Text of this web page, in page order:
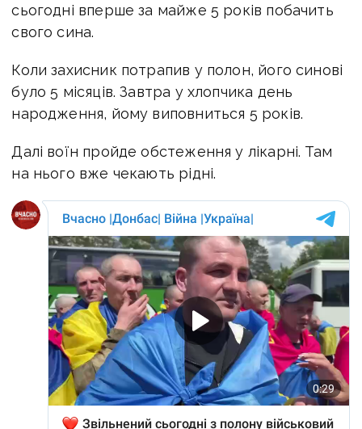
сьогодні вперше за майже 5 років побачить
свого сина.
Коли захисник потрапив у полон, його синові
було 5 місяців. Завтра у хлопчика день
народження, йому виповниться 5 років.
Далі воїн пройде обстеження у лікарні. Там
на нього вже чекають рідні.